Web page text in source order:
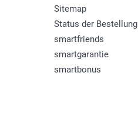
Sitemap
Status der Bestellung
smartfriends
smartgarantie
smartbonus